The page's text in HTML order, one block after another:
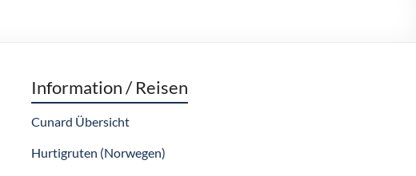
Information / Reisen
Cunard Übersicht
Hurtigruten (Norwegen)